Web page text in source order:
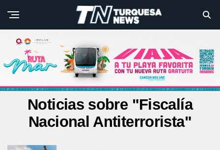
Noticias sobre "Fiscalía
Nacional Antiterrorista"